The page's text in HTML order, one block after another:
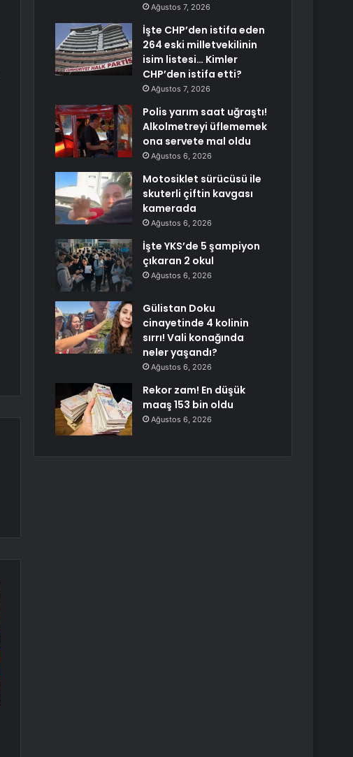
Ağustos 7, 2026
İşte CHP’den istifa eden
264 eski milletvekilinin
isim listesi… Kimler
CHP’den istifa etti?
Ağustos 7, 2026
Polis yarım saat uğraştı!
Alkolmetreyi üflememek
ona servete mal oldu
Ağustos 6, 2026
Motosiklet sürücüsü ile
skuterli çiftin kavgası
kamerada
Ağustos 6, 2026
İşte YKS’de 5 şampiyon
çıkaran 2 okul
Ağustos 6, 2026
Gülistan Doku
cinayetinde 4 kolinin
sırrı! Vali konağında
neler yaşandı?
Ağustos 6, 2026
Rekor zam! En düşük
maaş 153 bin oldu
Ağustos 6, 2026